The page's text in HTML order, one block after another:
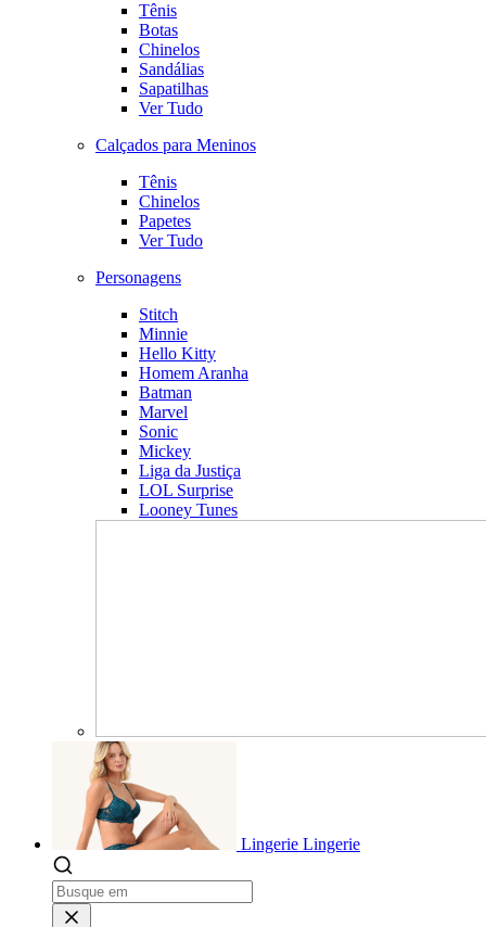
Tênis
Botas
Chinelos
Sandálias
Sapatilhas
Ver Tudo
Calçados para Meninos
Tênis
Chinelos
Papetes
Ver Tudo
Personagens
Stitch
Minnie
Hello Kitty
Homem Aranha
Batman
Marvel
Sonic
Mickey
Liga da Justiça
LOL Surprise
Looney Tunes
Lingerie Lingerie